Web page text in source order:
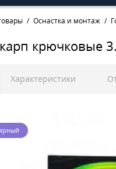
Оснастка и монтаж
крючковые
Характеристики